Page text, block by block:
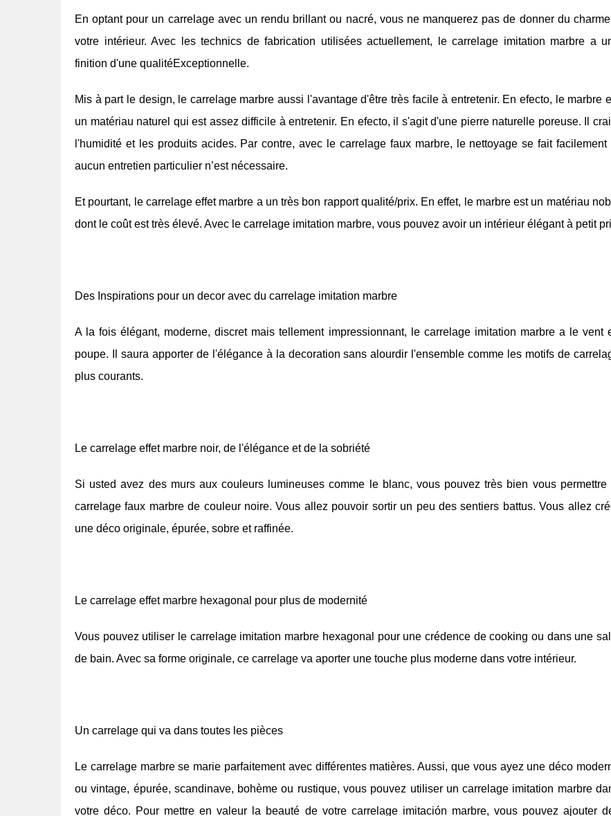
En optant pour un carrelage avec un rendu brillant ou nacré, vous ne manquerez pas de donner du
votre intérieur. Avec les technics de fabrication utilisées actuellement, le carrelage imitation marbre a
finition d'une qualitéExceptionnelle.
Mis à part le design, le carrelage marbre aussi l'avantage d'être très facile à entretenir. En efecto, le marbre
un matériau naturel qui est assez difficile à entretenir. En efecto, il s'agit d'une pierre naturelle poreuse. Il
l'humidité et les produits acides. Par contre, avec le carrelage faux marbre, le nettoyage se fait facilement
aucun entretien particulier n’est nécessaire.
Et pourtant, le carrelage effet marbre a un très bon rapport qualité/prix. En effet, le marbre est un matériau
dont le coût est très élevé. Avec le carrelage imitation marbre, vous pouvez avoir un intérieur élégant à petit
Des Inspirations pour un decor avec du carrelage imitation marbre
A la fois élégant, moderne, discret mais tellement impressionnant, le carrelage imitation marbre a le vent
poupe. Il saura apporter de l'élégance à la decoration sans alourdir l'ensemble comme les motifs de
plus courants.
Le carrelage effet marbre noir, de l'élégance et de la sobriété
Si usted avez des murs aux couleurs lumineuses comme le blanc, vous pouvez très bien vous permettre
carrelage faux marbre de couleur noire. Vous allez pouvoir sortir un peu des sentiers battus. Vous allez
une déco originale, épurée, sobre et raffinée.
Le carrelage effet marbre hexagonal pour plus de modernité
Vous pouvez utiliser le carrelage imitation marbre hexagonal pour une crédence de cooking ou dans une
de bain. Avec sa forme originale, ce carrelage va aporter une touche plus moderne dans votre intérieur.
Un carrelage qui va dans toutes les pièces
Le carrelage marbre se marie parfaitement avec différentes matières. Aussi, que vous ayez une déco
ou vintage, épurée, scandinave, bohème ou rustique, vous pouvez utiliser un carrelage imitation marbre
votre déco. Pour mettre en valeur la beauté de votre carrelage imitación marbre, vous pouvez ajouter